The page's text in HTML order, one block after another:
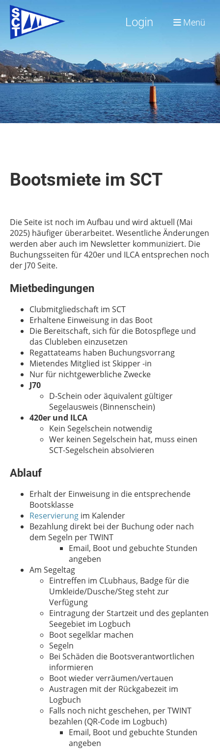
Login Menü
Bootsmiete im SCT
Die Seite ist noch im Aufbau und wird aktuell (Mai
2025) häufiger überarbeitet. Wesentliche Änderungen
werden aber auch im Newsletter kommuniziert. Die
Buchungsseiten für 420er und ILCA entsprechen noch
der J70 Seite.
Mietbedingungen
Clubmitgliedschaft im SCT
Erhaltene Einweisung in das Boot
Die Bereitschaft, sich für die Botospflege und
das Clubleben einzusetzen
Regattateams haben Buchungsvorrang
Mietendes Mitglied ist Skipper -in
Nur für nichtgewerbliche Zwecke
J70
D-Schein oder äquivalent gültiger
Segelausweis (Binnenschein)
420er und ILCA
Kein Segelschein notwendig
Wer keinen Segelschein hat, muss einen
SCT-Segelschein absolvieren
Ablauf
Erhalt der Einweisung in die entsprechende
Bootsklasse
Reservierung im Kalender
Bezahlung direkt bei der Buchung oder nach
dem Segeln per TWINT
Email, Boot und gebuchte Stunden
angeben
Am Segeltag
Eintreffen im CLubhaus, Badge für die
Umkleide/Dusche/Steg steht zur
Verfügung
Eintragung der Startzeit und des geplanten
Seegebiet im Logbuch
Boot segelklar machen
Segeln
Bei Schäden die Bootsverantwortlichen
informieren
Boot wieder verräumen/vertauen
Austragen mit der Rückgabezeit im
Logbuch
Falls noch nicht geschehen, per TWINT
bezahlen (QR-Code im Logbuch)
Email, Boot und gebuchte Stunden
angeben